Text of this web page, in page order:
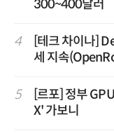
300~400달러
4
[테크 차이나]
세 지속
5
[르포] 정부
X' 가보니